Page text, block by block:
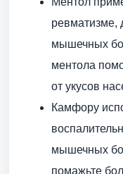
ревматизме,
мышечных
ментола
от укусов
Камфору
мышечных
помажьте